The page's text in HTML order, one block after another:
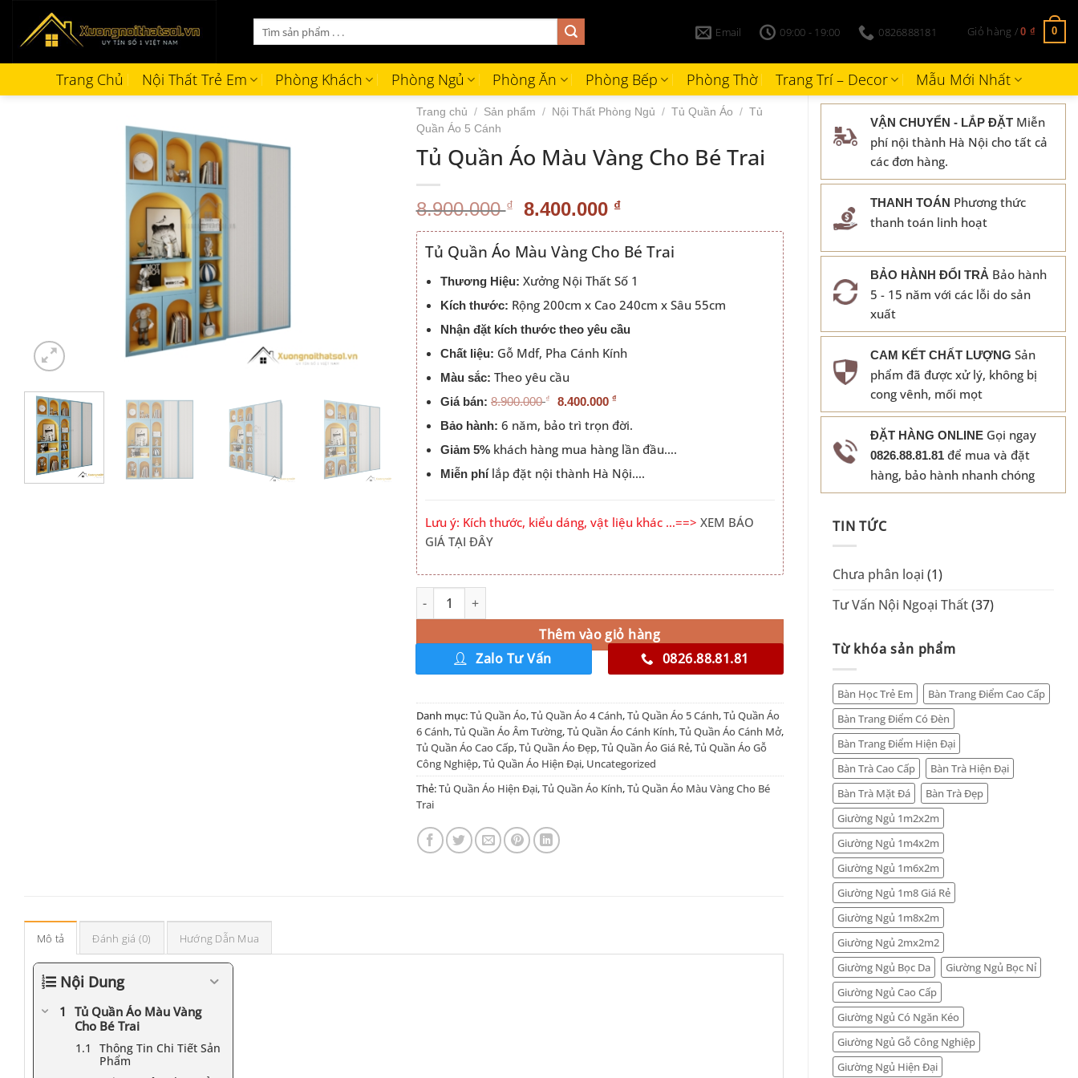
Tìm
kiếm:
Email 09:00 - 19:00 0826888181 Giỏ hàng /0 ₫ 0
Trang Chủ Nội Thất Trẻ Em Phòng Khách Phòng Ngủ Phòng Ăn Phòng Bếp Phòng Thờ Trang Trí – Decor Mẫu Mới Nhất
VẬN CHUYỂN - LẮP ĐẶT Miễn
phí nội thành Hà Nội cho tất cả
các đơn hàng.
THANH TOÁN Phương thức
thanh toán linh hoạt
BẢO HÀNH ĐỔI TRẢ Bảo hành
5 - 15 năm với các lỗi do sản
xuất
CAM KẾT CHẤT LƯỢNG Sản
phẩm đã được xử lý, không bị
cong vênh, mối mọt
ĐẶT HÀNG ONLINE Gọi ngay
0826.88.81.81 để mua và đặt
hàng, bảo hành nhanh chóng
TIN TỨC
Chưa phân loại (1)
Tư Vấn Nội Ngoại Thất(37)
Từ khóa sản phẩm
Bàn Học Trẻ Em
Bàn Trang Điểm Cao Cấp
Bàn Trang Điểm Có Đèn
Bàn Trang Điểm Hiện Đại
Bàn Trà Cao Cấp
Bàn Trà Hiện Đại
Bàn Trà Mặt Đá
Bàn Trà Đẹp
Giường Ngủ 1m2x2m
Giường Ngủ 1m4x2m
Giường Ngủ 1m6x2m
Giường Ngủ 1m8 Giá Rẻ
Giường Ngủ 1m8x2m
Giường Ngủ 2mx2m2
Giường Ngủ Bọc Da
Giường Ngủ Bọc Nỉ
Giường Ngủ Cao Cấp
Giường Ngủ Có Ngăn Kéo
Giường Ngủ Gỗ Công Nghiệp
Giường Ngủ Hiện Đại
Trang chủ / Sản phẩm / Nội Thất Phòng Ngủ / Tủ Quần Áo / Tủ
Quần Áo 5 Cánh
Tủ Quần Áo Màu Vàng Cho Bé Trai
8.900.000₫ Giá
gốc
là:
8.900.000 ₫.
8.400.000 ₫Giá
hiện
tại
là:
8.400.000 ₫.
Tủ Quần Áo Màu Vàng Cho Bé Trai
Thương Hiệu: Xưởng Nội Thất Số 1
Kích thước: Rộng 200cm x Cao 240cm x Sâu 55cm
Nhận đặt kích thước theo yêu cầu
Chất liệu: Gỗ Mdf, Pha Cánh Kính
Màu sắc: Theo yêu cầu
Giá bán: 8.900.000 ₫ 8.400.000 ₫
Bảo hành: 6 năm, bảo trì trọn đời.
Giảm 5% khách hàng mua hàng lần đầu….
Miễn phílắp đặt nội thành Hà Nội….
Lưu ý: Kích thước, kiểu dáng, vật liệu khác …==> XEM BÁO
GIÁ TẠI ĐÂY
Tủ Quần Áo Màu Vàng Cho Bé Trai số lượng
Thêm vào giỏ hàng
Alternative:
Zalo Tư Vấn 0826.88.81.81
Danh mục:Tủ Quần Áo,Tủ Quần Áo 4 Cánh,Tủ Quần Áo 5 Cánh,Tủ Quần Áo
6 Cánh,Tủ Quần Áo Âm Tường,Tủ Quần Áo Cánh Kính,Tủ Quần Áo Cánh Mở,
Tủ Quần Áo Cao Cấp,Tủ Quần Áo Đẹp,Tủ Quần Áo Giá Rẻ,Tủ Quần Áo Gỗ
Công Nghiệp,Tủ Quần Áo Hiện Đại, Uncategorized
Thẻ:Tủ Quần Áo Hiện Đại,Tủ Quần Áo Kính,Tủ Quần Áo Màu Vàng Cho Bé
Trai
Mô tả Đánh giá (0) Hướng Dẫn Mua
Nội Dung
Tủ Quần Áo Màu Vàng
Cho Bé Trai
Thông Tin Chi Tiết Sản
Phẩm